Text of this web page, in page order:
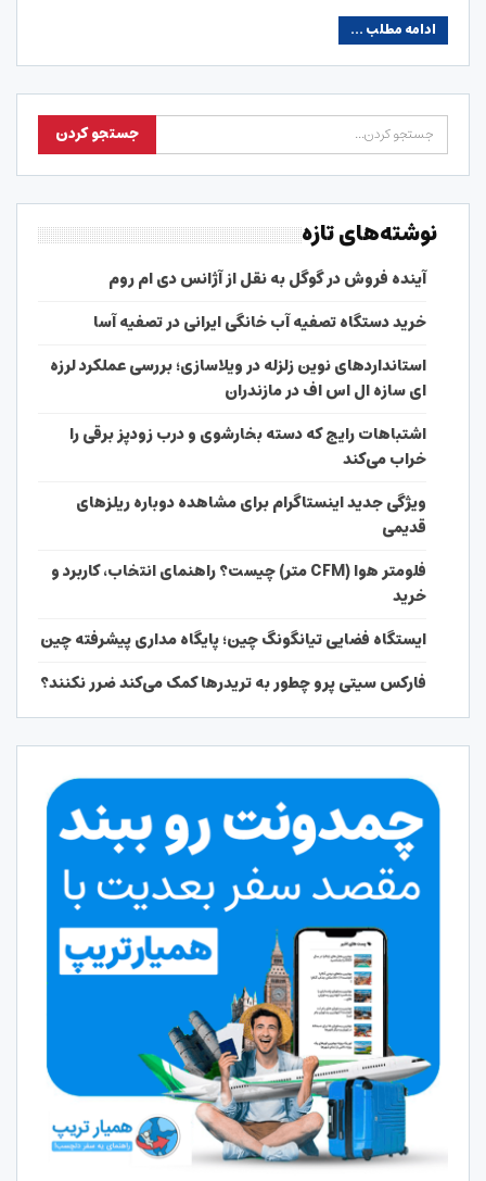
ادامه مطلب ...
نوشته‌های تازه
آینده فروش در گوگل به نقل از آژانس دی ام روم
خرید دستگاه تصفیه آب خانگی ایرانی در تصفیه آسا
استانداردهای نوین زلزله در ویلاسازی؛ بررسی عملکرد لرزه
ای سازه ال اس اف در مازندران
اشتباهات رایج که دسته بخارشوی و درب زودپز برقی را
خراب می‌کند
ویژگی جدید اینستاگرام برای مشاهده دوباره ریلزهای
قدیمی
فلومتر هوا (CFM متر) چیست؟ راهنمای انتخاب، کاربرد و
خرید
ایستگاه فضایی تیانگونگ چین؛ پایگاه مداری پیشرفته چین
فارکس سیتی پرو چطور به تریدرها کمک می‌کند ضرر نکنند؟